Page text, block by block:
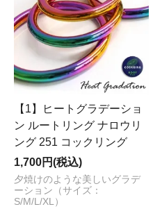
【1】ヒートグラデーショ
ン ルートリング ナロウリ
ング 251 コックリング
1,700円(税込)
夕焼けのような美しいグラデ
ーション（サイズ：
S/M/L/XL）